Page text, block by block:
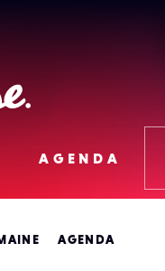
Lense
AGENDA
AGENDA